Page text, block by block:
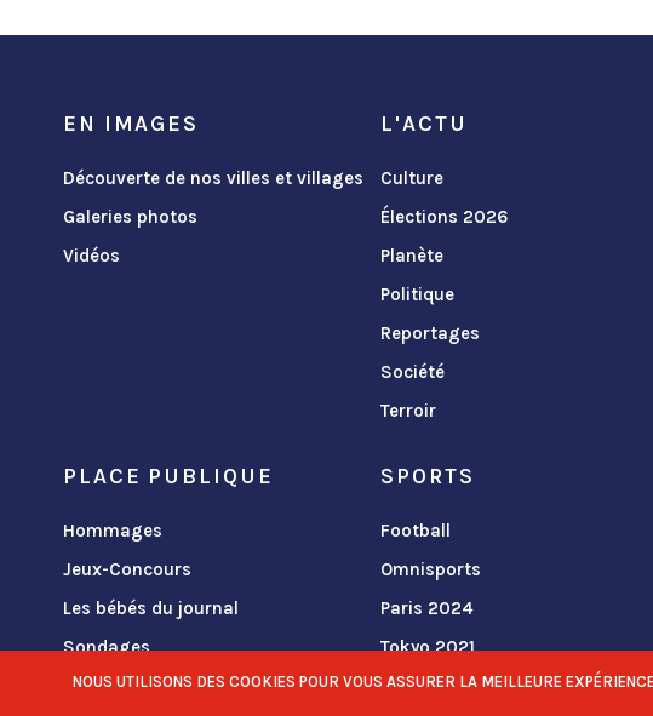
EN IMAGES
Découverte de nos villes et villages
Galeries photos
Vidéos
L'ACTU
Culture
Élections 2026
Planète
Politique
Reportages
Société
Terroir
PLACE PUBLIQUE
Hommages
Jeux-Concours
Les bébés du journal
Sondages
SPORTS
Football
Omnisports
Paris 2024
Tokyo 2021
NOUS UTILISONS DES COOKIES POUR VOUS ASSURER LA MEILLEURE